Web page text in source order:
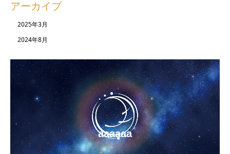
アーカイブ
2025年3月
2024年8月
aaaaaa